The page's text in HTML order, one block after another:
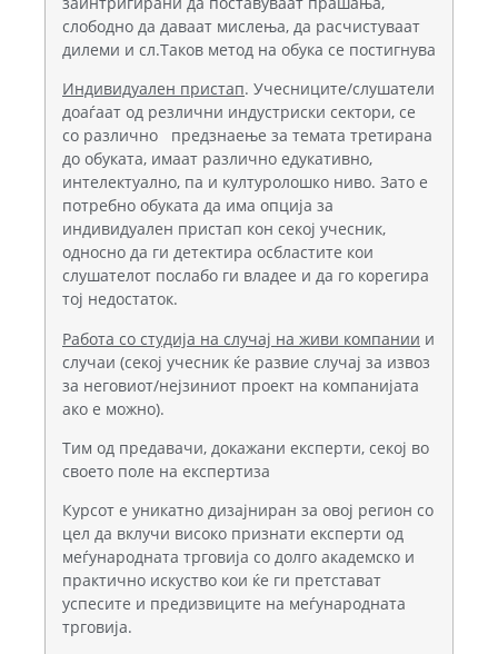
слободно да даваат мислења, да расчистуваат
дилеми и сл.Таков метод на обука се постигнува
Индивидуален пристап. Учесниците/слушатели
доаѓаат од резлични индустриски сектори, се
со различно предзнаење за темата третирана
до обуката, имаат различно едукативно,
интелектуално, па и културолошко ниво. Зато е
потребно обуката да има опција за
индивидуален пристап кон секој учесник,
односно да ги детектира осбластите кои
слушателот послабо ги владее и да го корегира
тој недостаток.
Работа со студија на случај на живи компании и
случаи (секој учесник ќе развие случај за извоз
за неговиот/нејзиниот проект на компанијата
ако е можно).
Tим од предавачи, докажани експерти, секој во
своето поле на експертиза
Курсот е уникатно дизајниран за овој регион со
цел да вклучи високо признати експерти од
меѓународната трговија со долго академско и
практично искуство кои ќе ги претстават
успесите и предизвиците на меѓународната
трговија.